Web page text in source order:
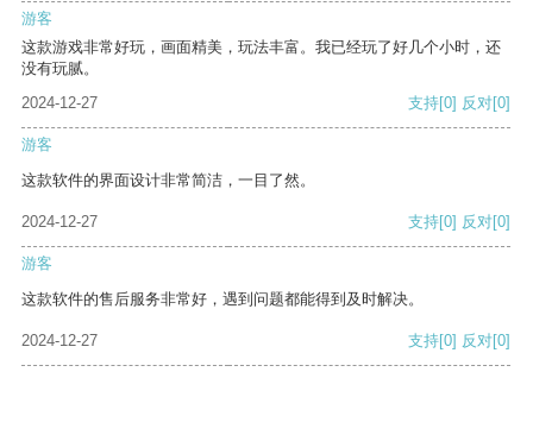
游客
这款游戏非常好玩，画面精美，玩法丰富。我已经玩了好几个小时，还
没有玩腻。
2024-12-27
支持[0] 反对[0]
游客
这款软件的界面设计非常简洁，一目了然。
2024-12-27 支持[0] 反对[0]
游客
这款软件的售后服务非常好，遇到问题都能得到及时解决。
2024-12-27 支持[0] 反对[0]